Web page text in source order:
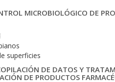
MICROBIOLÓGICO DE
superficies
DE DATOS Y
DE PRODUCTOS